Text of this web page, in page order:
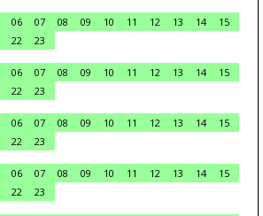
06 07 08 09 10 11 12 13 14
15
22
23
06 07 08 09 10 11 12 13 14
15
22
23
06 07 08 09 10 11 12 13 14
15
22
23
06 07 08 09 10 11 12 13 14
15
22
23